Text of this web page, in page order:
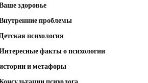
здоровье
проблемы
Детская психология
факты о психологии
и метафоры
психолога